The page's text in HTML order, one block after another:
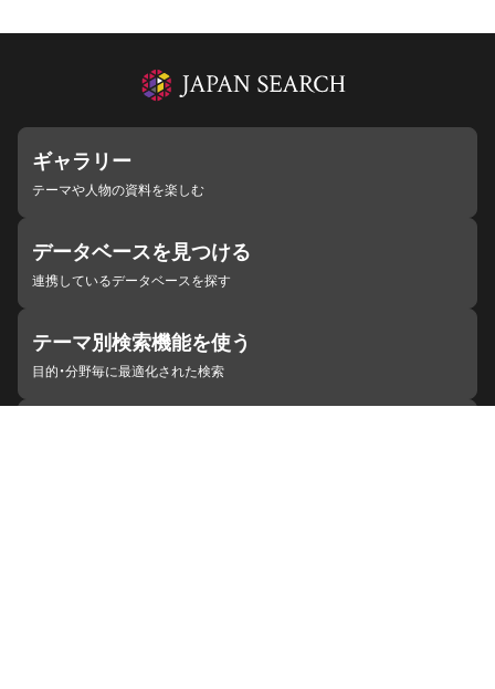
ギャラリー
テーマや人物の資料を楽しむ
データベースを見つける
連携しているデータベースを探す
テーマ別検索機能を使う
目的・分野毎に最適化された検索